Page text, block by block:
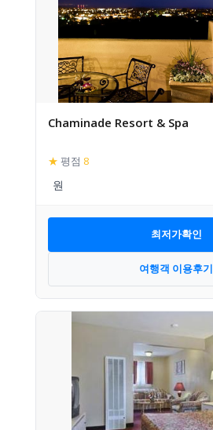
Chaminade Resort & Spa
★ 평점 8
최저가확인
여행객 이용후기